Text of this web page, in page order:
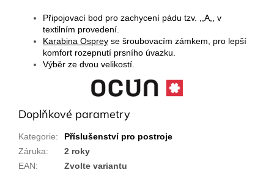
Připojovací bod pro zachycení pádu tzv. ,,A,, v
textilním provedení.
Karabina Osprey se šroubovacím zámkem, pro lepší
komfort rozepnutí prsního úvazku.
Výběr ze dvou velikostí.
Doplňkové parametry
Kategorie:
Příslušenství pro postroje
Záruka:
2 roky
EAN: Zvolte variantu